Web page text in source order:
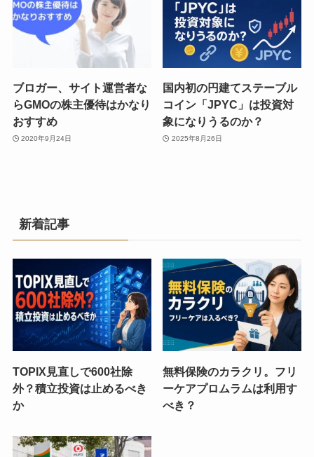
ブロガー、サイト運営者な
らGMOの株主優待はかなり
おすすめ
2020年9月24日
国内初の円建てステーブル
コイン「JPYC」は投資対
象になりうるのか？
2025年8月26日
新着記事
TOPIX見直しで600社除
外？積立投資は止めるべき
か
無料保険のカラクリ。フリ
ーケアプロムラムは利用す
べき？